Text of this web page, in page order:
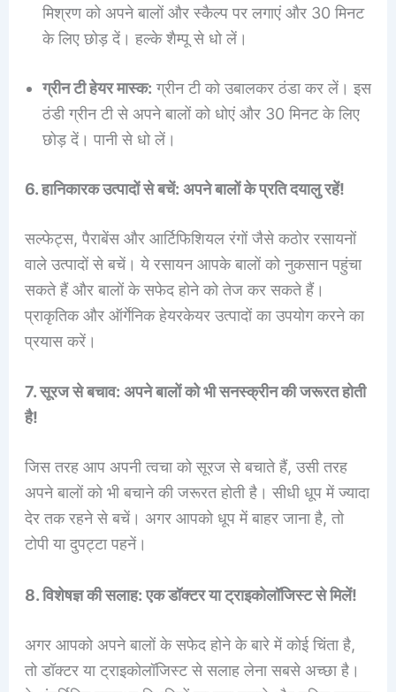
मिश्रण को अपने बालों और स्कैल्प पर लगाएं और 30 मिनट
के लिए छोड़ दें। हल्के शैम्पू से धो लें।
ग्रीन टी हेयर मास्क: ग्रीन टी को उबालकर ठंडा कर लें। इस
ठंडी ग्रीन टी से अपने बालों को धोएं और 30 मिनट के लिए
छोड़ दें। पानी से धो लें।
6. हानिकारक उत्पादों से बचें: अपने बालों के प्रति दयालु रहें!
सल्फेट्स, पैराबेंस और आर्टिफिशियल रंगों जैसे कठोर रसायनों
वाले उत्पादों से बचें। ये रसायन आपके बालों को नुकसान पहुंचा
सकते हैं और बालों के सफेद होने को तेज कर सकते हैं।
प्राकृतिक और ऑर्गेनिक हेयरकेयर उत्पादों का उपयोग करने का
प्रयास करें।
7. सूरज से बचाव: अपने बालों को भी सनस्क्रीन की जरूरत होती
है!
जिस तरह आप अपनी त्वचा को सूरज से बचाते हैं, उसी तरह
अपने बालों को भी बचाने की जरूरत होती है। सीधी धूप में ज्यादा
देर तक रहने से बचें। अगर आपको धूप में बाहर जाना है, तो
टोपी या दुपट्टा पहनें।
8. विशेषज्ञ की सलाह: एक डॉक्टर या ट्राइकोलॉजिस्ट से मिलें!
अगर आपको अपने बालों के सफेद होने के बारे में कोई चिंता है,
तो डॉक्टर या ट्राइकोलॉजिस्ट से सलाह लेना सबसे अच्छा है।